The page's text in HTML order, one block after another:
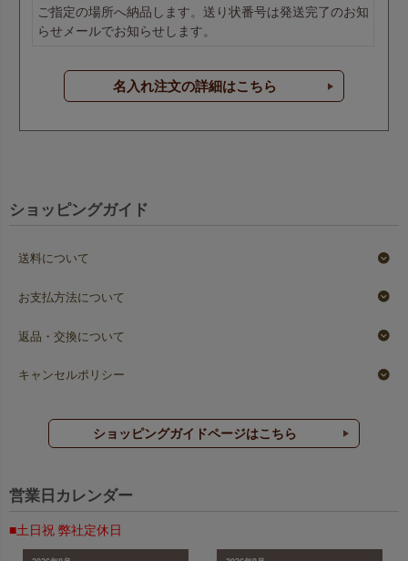
ご指定の場所へ納品します。送り状番号は発送完了のお知
らせメールでお知らせします。
名入れ注文の詳細はこちら
ショッピングガイド
送料について
お支払方法について
返品・交換について
キャンセルポリシー
ショッピングガイドページはこちら
営業日カレンダー
■土日祝 弊社定休日